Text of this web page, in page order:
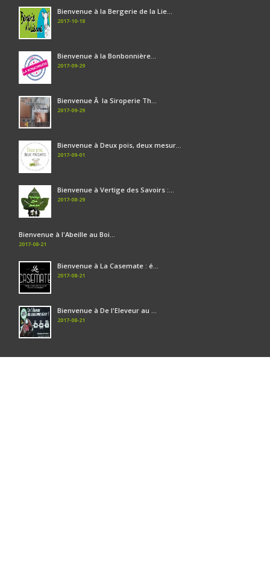
Bienvenue à la Bergerie de la Lie...
2017-10-18
Bienvenue à la Bonbonnière...
2017-09-29
Bienvenue Ã la Siroperie Th...
2017-09-29
Bienvenue à Deux pois, deux mesur...
2017-09-01
Bienvenue à Vertige des Savoirs :...
2017-08-29
Bienvenue à l'Abeille au Boi...
2017-08-21
Bienvenue à La Casemate : é...
2017-08-21
Bienvenue à De l'Eleveur au ...
2017-08-21